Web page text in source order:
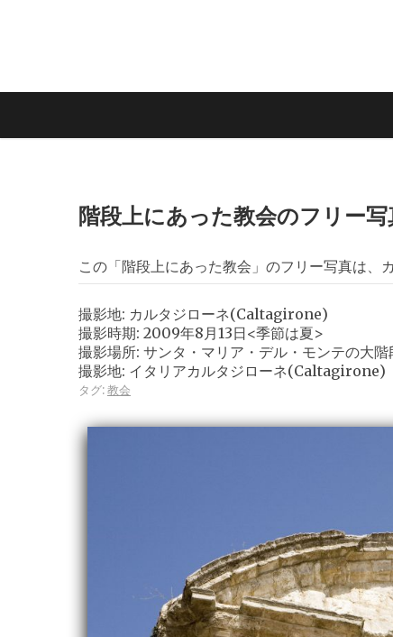
階段上にあった教会のフリー写
この「階段上にあった教会」のフリー写真は
撮影地: カルタジローネ(Caltagirone)
撮影時期: 2009年8月13日<季節は夏>
撮影場所: サンタ・マリア・デル・モンテの大階
撮影地: イタリアカルタジローネ(Caltagirone)
タグ:教会